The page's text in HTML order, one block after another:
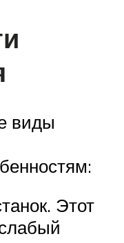
виды
Этот